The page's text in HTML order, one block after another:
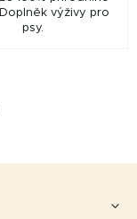
výživy pro
psy.